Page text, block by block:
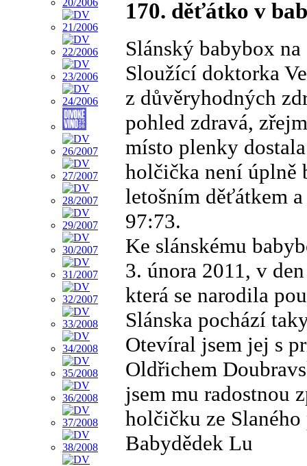
170. děťátko v
Slánský babybox
Sloužící doktorka
z důvěryhodných
pohled zdravá,
místo plenky
holčička není úplně
letošním děťátkem
97:73.
Ke slánskému
3. února 2011, v
která se narodila
Slánska pochází
Otevíral jsem jej s
Oldřichem
jsem mu radostnou
holčičku ze Slaného
Babydědek Lu